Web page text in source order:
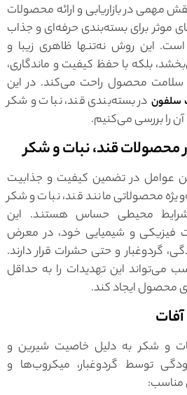
مهمی در بازاریابی و ارائه محصولات
موثر برای بسته‌بندی حرفه‌ای و جذاب
این روش نه‌تنها ظاهری زیبا و
بلکه با حفظ کیفیت و ماندگاری،
سلامت محصول راحت می‌کند. در این
سلفون در بسته‌بندی قند، نبات و شکر
آن را بررسی می‌کنیم.
قند، نبات و شکر
عوامل در تضمین کیفیت و جذابیت
محصولاتی مانند قند، نبات و شکر
محیطی حساس هستند. این
فیزیکی و شیمیایی خود، در معرض
گردوغبار و حتی حشرات قرار دارند.
می‌تواند این تهدیدات را به حداقل
محصول ایجاد کند.
و شکر به دلیل خاصیت شیرین و
توسط گردوغبار، میکروب‌ها و
مناسب: